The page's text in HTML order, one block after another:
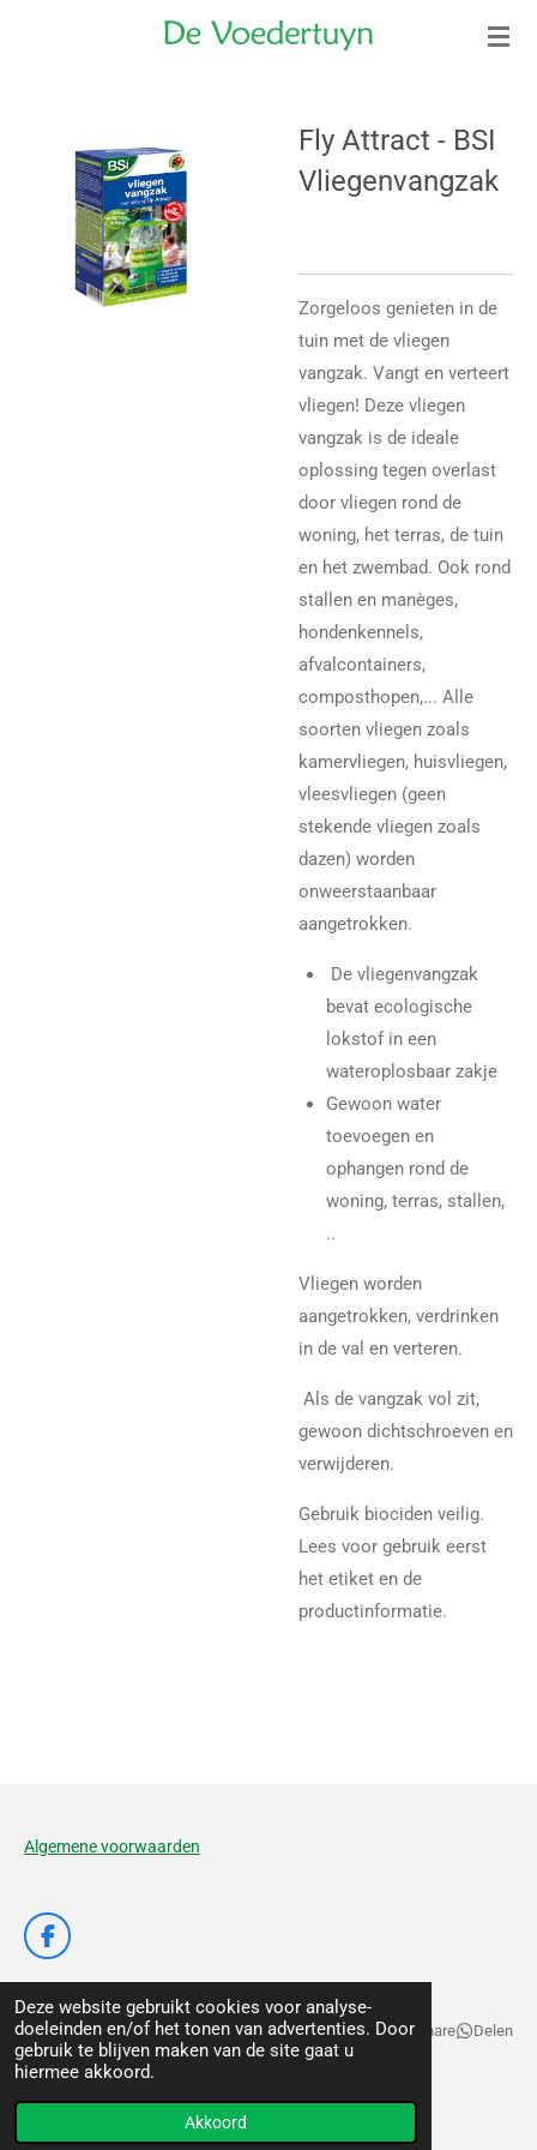
Deze website gebruikt cookies voor analyse-
doeleinden en/of het tonen van advertenties. Door
gebruik te blijven maken van de site gaat u
hiermee akkoord.
Akkoord
hoofdinhoud
Fly Attract - BSI
Vliegenvangzak
Zorgeloos genieten in de
tuin met de vliegen
vangzak. Vangt en verteert
vliegen! Deze vliegen
vangzak is de ideale
oplossing tegen overlast
door vliegen rond de
woning, het terras, de tuin
en het zwembad. Ook rond
stallen en manèges,
hondenkennels,
afvalcontainers,
composthopen,... Alle
soorten vliegen zoals
kamervliegen, huisvliegen,
vleesvliegen (geen
stekende vliegen zoals
dazen) worden
onweerstaanbaar
aangetrokken.
De vliegenvangzak
bevat ecologische
lokstof in een
wateroplosbaar zakje
Gewoon water
toevoegen en
ophangen rond de
woning, terras, stallen,
..
Vliegen worden
aangetrokken, verdrinken
in de val en verteren.
Als de vangzak vol zit,
gewoon dichtschroeven en
verwijderen.
Gebruik biociden veilig.
Lees voor gebruik eerst
het etiket en de
productinformatie.
Algemene voorwaarden
F
a
c
e
b
o
o
k
Delen Deel Share Delen
© 2020 - 2026 De Voedertuyn